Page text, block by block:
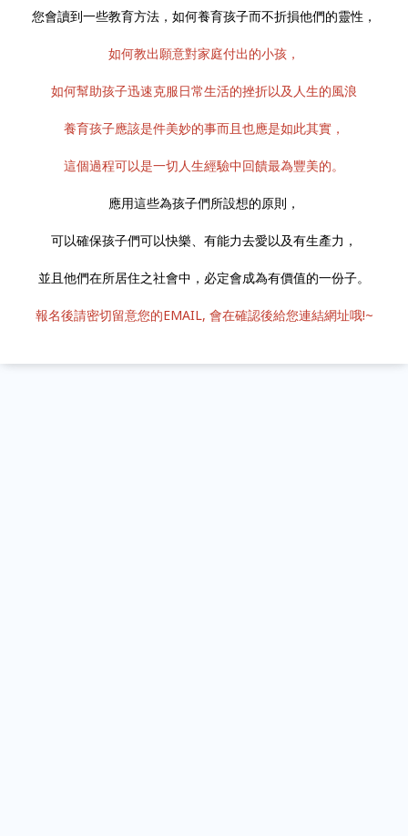
您會讀到一些教育方法，如何養育孩子而不折損他們的靈性，
如何教出願意對家庭付出的小孩，
如何幫助孩子迅速克服日常生活的挫折以及人生的風浪
養育孩子應該是件美妙的事而且也應是如此其實，
這個過程可以是一切人生經驗中回饋最為豐美的。
應用這些為孩子們所設想的原則，
可以確保孩子們可以快樂、有能力去愛以及有生產力，
並且他們在所居住之社會中，必定會成為有價值的一份子。
報名後請密切留意您的EMAIL, 會在確認後給您連結網址哦!~